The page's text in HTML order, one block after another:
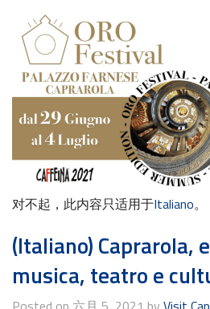
对不起，此内容只适用于Italiano。
(Italiano) Caprarola,
musica, teatro e